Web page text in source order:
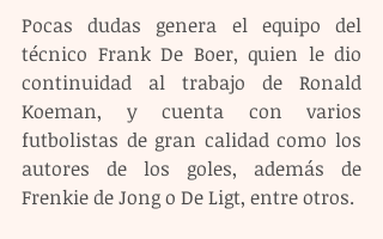
Pocas dudas genera el equipo del
técnico Frank De Boer, quien le dio
continuidad al trabajo de Ronald
Koeman, y cuenta con varios
futbolistas de gran calidad como los
autores de los goles, además de
Frenkie de Jong o De Ligt, entre otros.